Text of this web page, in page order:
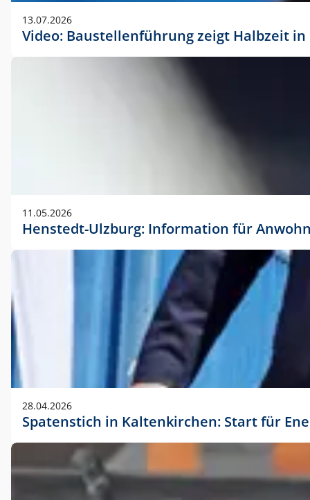
13.07.2026
Video: Baustellenführung zeigt Halbzeit
11.05.2026
Henstedt-Ulzburg: Information für
28.04.2026
Spatenstich in Kaltenkirchen: Start für